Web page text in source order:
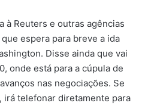
à Reuters e outras agências
espera para breve a ida
Disse ainda que vai
onde está para a cúpula de
nas negociações. Se
irá telefonar diretamente para